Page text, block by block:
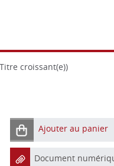
croissant(e))
Ajouter au panier
Document